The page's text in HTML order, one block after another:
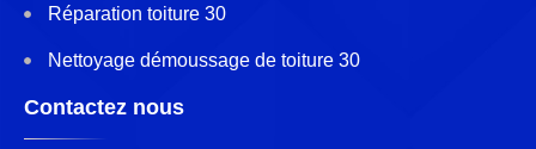
Réparation toiture 30
Nettoyage démoussage de toiture 30
Contactez nous